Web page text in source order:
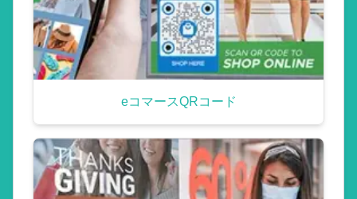
eコマースQRコード